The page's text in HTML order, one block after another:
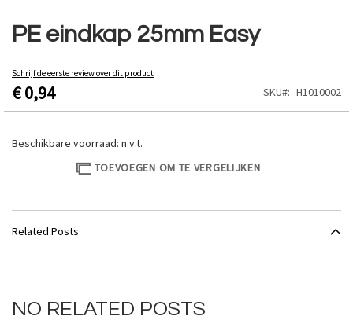
PE eindkap 25mm Easy
Schrijf de eerste review over dit product
€ 0,94 SKU H1010002
Beschikbare voorraad: n.v.t.
TOEVOEGEN OM TE VERGELIJKEN
naar
het
van
de
afbeeldingen-
Related Posts
NO RELATED POSTS